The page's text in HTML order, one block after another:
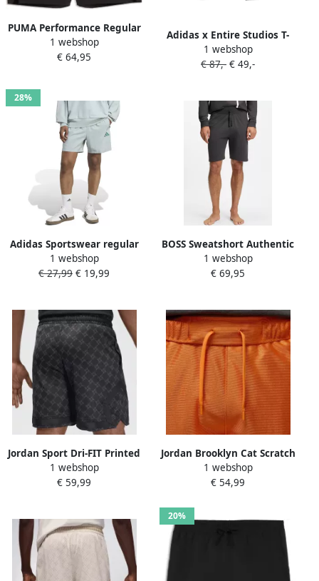
PUMA Performance Regular
fit sportshorts met
labelprint
1 webshop
€ 64,95
Adidas x Entire Studios T-
shirt met lange mouwen en
logoprint Zwart
1 webshop
€ 87,- € 49,-
28%
Adidas Sportswear regular
fit sportshorts met
contrasterende strepen
1 webshop
€ 27,99 € 19,99
BOSS Sweatshort Authentic
1 webshop
€ 69,95
Jordan Sport Dri-FIT Printed
Diamond Shorts Men
Sportshorts zwart Maat XL
1 webshop
€ 59,99
Jordan Brooklyn Cat Scratch
Shorts Men Sportshorts
oranje Maat XL Kleding
1 webshop
€ 54,99
20%